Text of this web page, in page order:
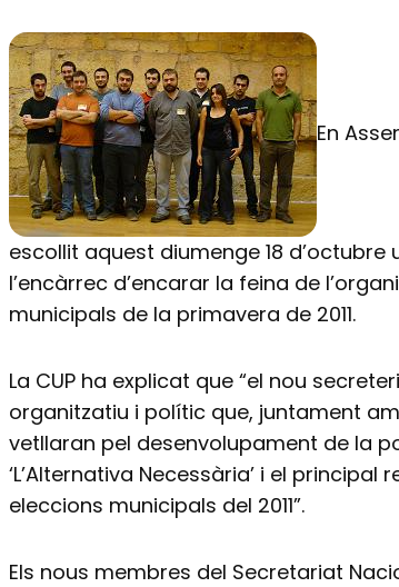
En
escollit aquest diumenge 18
l’encàrrec d’encarar la feina de
municipals de la primavera de 2011.
La CUP ha explicat que “el nou
organitzatiu i polític que, juntament
vetllaran pel desenvolupament de la
‘L’Alternativa Necessària’ i el
eleccions municipals del 2011”.
Els nous membres del Secretariat